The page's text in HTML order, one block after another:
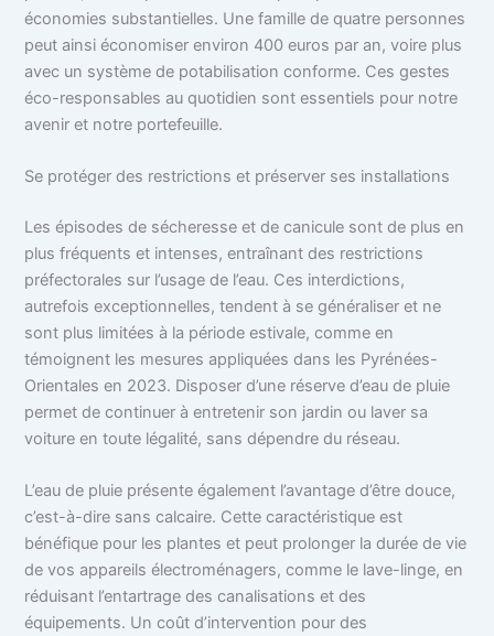
économies substantielles. Une famille de quatre personnes
peut ainsi économiser environ 400 euros par an, voire plus
avec un système de potabilisation conforme. Ces gestes
éco-responsables au quotidien sont essentiels pour notre
avenir et notre portefeuille.
Se protéger des restrictions et préserver ses installations
Les épisodes de sécheresse et de canicule sont de plus en
plus fréquents et intenses, entraînant des restrictions
préfectorales sur l’usage de l’eau. Ces interdictions,
autrefois exceptionnelles, tendent à se généraliser et ne
sont plus limitées à la période estivale, comme en
témoignent les mesures appliquées dans les Pyrénées-
Orientales en 2023. Disposer d’une réserve d’eau de pluie
permet de continuer à entretenir son jardin ou laver sa
voiture en toute légalité, sans dépendre du réseau.
L’eau de pluie présente également l’avantage d’être douce,
c’est-à-dire sans calcaire. Cette caractéristique est
bénéfique pour les plantes et peut prolonger la durée de vie
de vos appareils électroménagers, comme le lave-linge, en
réduisant l’entartrage des canalisations et des
équipements. Un coût d’intervention pour des